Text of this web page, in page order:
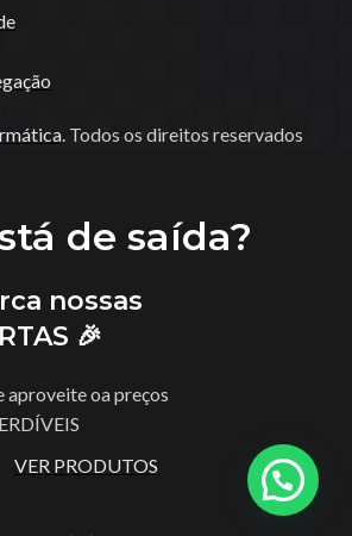
. Todos os direitos reservados
de saída?
nossas
🎉
aproveite oa preços
VER PRODUTOS